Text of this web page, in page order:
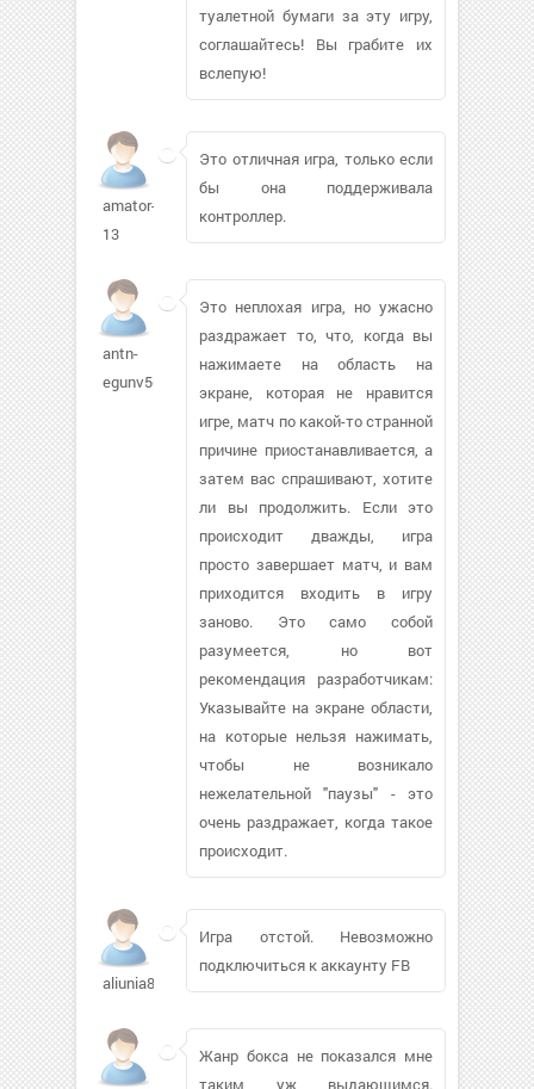
туалетной бумаги за эту игру,
соглашайтесь! Вы грабите их
вслепую!
amator-
13
Это отличная игра, только если
бы она поддерживала
контроллер.
antn-
egunv566
Это неплохая игра, но ужасно
раздражает то, что, когда вы
нажимаете на область на
экране, которая не нравится
игре, матч по какой-то странной
причине приостанавливается, а
затем вас спрашивают, хотите
ли вы продолжить. Если это
происходит дважды, игра
просто завершает матч, и вам
приходится входить в игру
заново. Это само собой
разумеется, но вот
рекомендация разработчикам:
Указывайте на экране области,
на которые нельзя нажимать,
чтобы не возникало
нежелательной "паузы" - это
очень раздражает, когда такое
происходит.
aliunia87
Игра отстой. Невозможно
подключиться к аккаунту FB
Жанр бокса не показался мне
таким уж выдающимся.